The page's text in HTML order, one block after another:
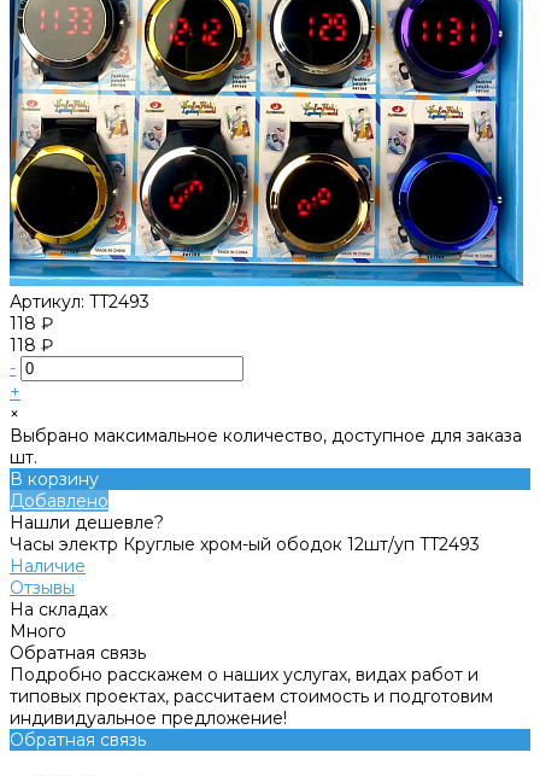
Артикул: TT2493
118 ₽
118 ₽
-
+
×
Выбрано максимальное количество, доступное для заказа
шт.
В корзину
Добавлено
Нашли дешевле?
Часы электр Круглые хром-ый ободок 12шт/уп TT2493
Наличие
Отзывы
На складах
Много
Обратная связь
Подробно расскажем о наших услугах, видах работ и
типовых проектах, рассчитаем стоимость и подготовим
индивидуальное предложение!
Обратная связь